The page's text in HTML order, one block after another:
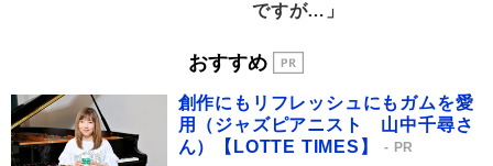
ですが…」
おすすめ
創作にもリフレッシュにもガムを愛
用（ジャズピアニスト 山中千尋さ
ん）【LOTTE TIMES】
PR